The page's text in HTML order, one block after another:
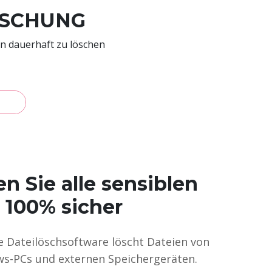
dauerhaft zu löschen
Sie alle sensiblen
sicher
Dateilöschsoftware löscht Dateien von
PCs und externen Speichergeräten.